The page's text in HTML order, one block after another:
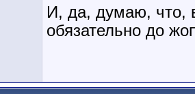
И, да, думаю, что,
обязательно до